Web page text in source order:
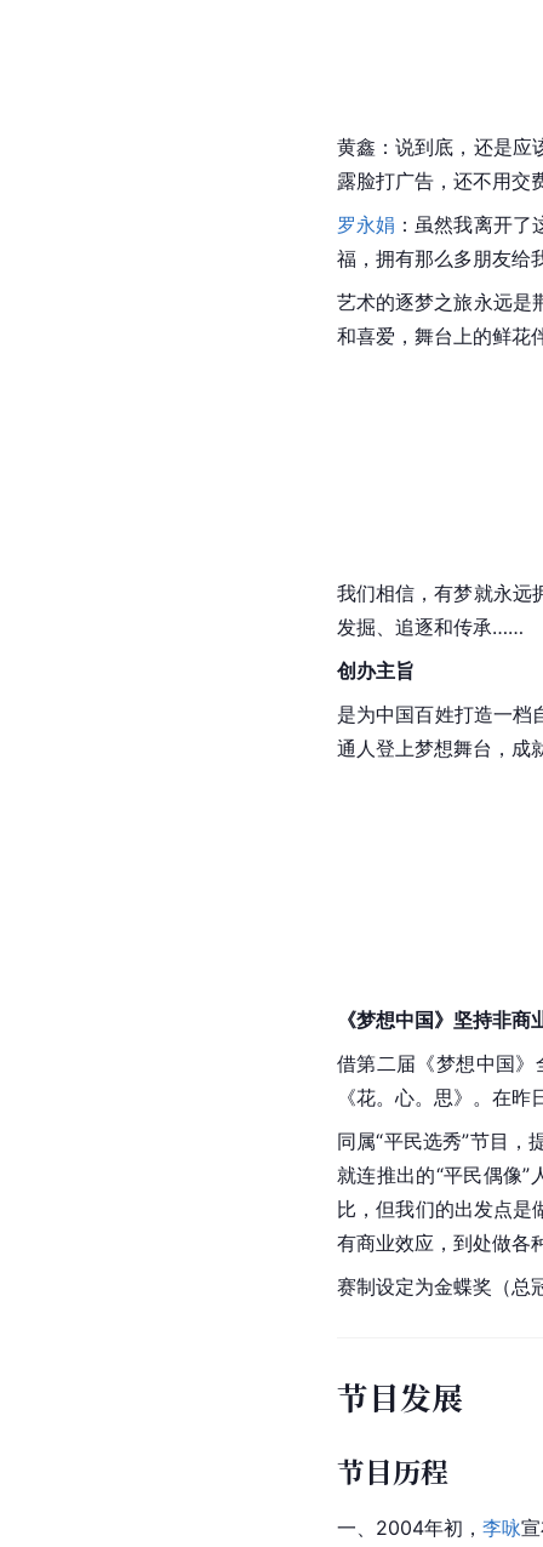
黄鑫：说到底，还是应
露脸打广告，还不用交
罗永娟 ：虽然我离开
福，拥有那么多朋友给
艺术的逐梦之旅永远是
和喜爱，舞台上的鲜花
我们相信，有梦就永远
发掘、追逐和传承……
创办主旨
是为中国百姓打造一档
通人登上梦想舞台，成
《梦想中国》坚持非商
借第二届《梦想中国
《花。心。思》。在
同属“平民选秀”节目，
就连推出的“平民偶像”
比，但我们的出发点是
有商业效应，到处做各
赛制设定为金蝶奖（总
节目发展
节目历程
一、2004年初， 李咏